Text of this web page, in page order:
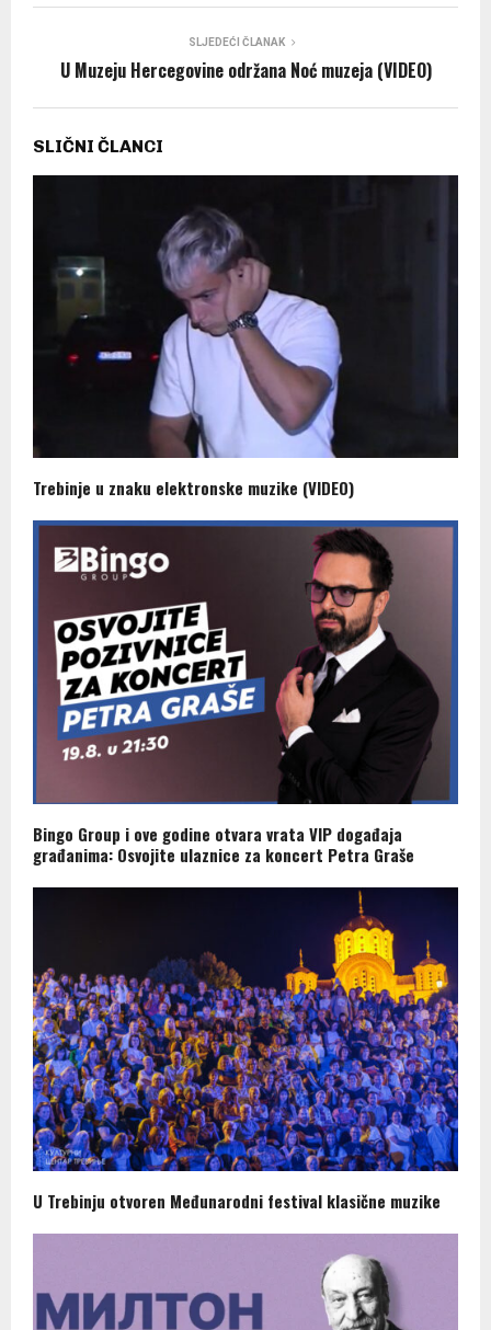
SLJEDEĆI ČLANAK
U Muzeju Hercegovine održana Noć muzeja (VIDEO)
SLIČNI ČLANCI
Trebinje u znaku elektronske muzike (VIDEO)
Bingo Group i ove godine otvara vrata VIP događaja
građanima: Osvojite ulaznice za koncert Petra Graše
U Trebinju otvoren Međunarodni festival klasične muzike